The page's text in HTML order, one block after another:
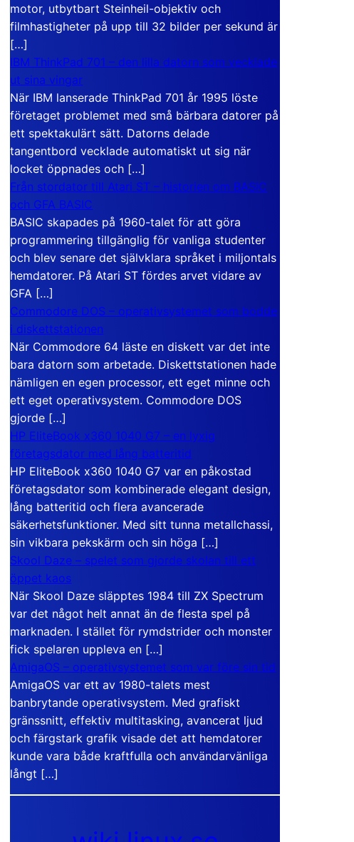
motor, utbytbart Steinheil-objektiv och
filmhastigheter på upp till 32 bilder per sekund är
[…]
IBM ThinkPad 701 – den lilla datorn som vecklade
ut sina vingar
När IBM lanserade ThinkPad 701 år 1995 löste
företaget problemet med små bärbara datorer på
ett spektakulärt sätt. Datorns delade
tangentbord vecklade automatiskt ut sig när
locket öppnades och […]
Från stordator till Atari ST – historien om BASIC
och GFA BASIC
BASIC skapades på 1960-talet för att göra
programmering tillgänglig för vanliga studenter
och blev senare det självklara språket i miljontals
hemdatorer. På Atari ST fördes arvet vidare av
GFA […]
Commodore DOS – operativsystemet som bodde
i diskettstationen
När Commodore 64 läste en diskett var det inte
bara datorn som arbetade. Diskettstationen hade
nämligen en egen processor, ett eget minne och
ett eget operativsystem. Commodore DOS
gjorde […]
HP EliteBook x360 1040 G7 – en lyxig
företagsdator med lång batteritid
HP EliteBook x360 1040 G7 var en påkostad
företagsdator som kombinerade elegant design,
lång batteritid och flera avancerade
säkerhetsfunktioner. Med sitt tunna metallchassi,
sin vikbara pekskärm och sin höga […]
Skool Daze – spelet som gjorde skolan till ett
öppet kaos
När Skool Daze släpptes 1984 till ZX Spectrum
var det något helt annat än de flesta spel på
marknaden. I stället för rymdstrider och monster
fick spelaren uppleva en […]
AmigaOS – operativsystemet som var före sin tid
AmigaOS var ett av 1980-talets mest
banbrytande operativsystem. Med grafiskt
gränssnitt, effektiv multitasking, avancerat ljud
och färgstark grafik visade det att hemdatorer
kunde vara både kraftfulla och användarvänliga
långt […]